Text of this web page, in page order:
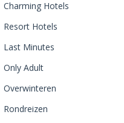
Charming Hotels
Resort Hotels
Last Minutes
Only Adult
Overwinteren
Rondreizen